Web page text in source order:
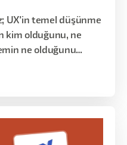
UX'in temel düşünme
kim olduğunu, ne
ne olduğunu
yerine